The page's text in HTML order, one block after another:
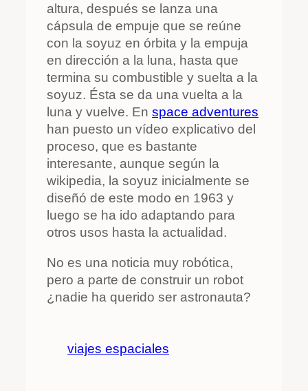
altura, después se lanza una
cápsula de empuje que se reúne
con la soyuz en órbita y la empuja
en dirección a la luna, hasta que
termina su combustible y suelta a la
soyuz. Ésta se da una vuelta a la
luna y vuelve. En space adventures
han puesto un vídeo explicativo del
proceso, que es bastante
interesante, aunque según la
wikipedia, la soyuz inicialmente se
diseñó de este modo en 1963 y
luego se ha ido adaptando para
otros usos hasta la actualidad.
No es una noticia muy robótica,
pero a parte de construir un robot
¿nadie ha querido ser astronauta?
viajes espaciales